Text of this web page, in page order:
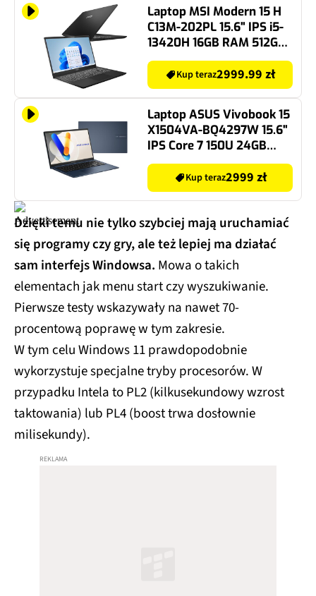
Laptop MSI Modern 15 H
C13M-202PL 15.6" IPS i5-
13420H 16GB RAM 512GB
SSD Windows 11 Home
Kup teraz2999.99 zł
Laptop ASUS Vivobook 15
X1504VA-BQ4297W 15.6"
IPS Core 7 150U 24GB
RAM 512GB SSD Windows
11 HomeKup teraz2999 zł
Dzięki temu nie tylko szybciej mają uruchamiać
się programy czy gry, ale też lepiej ma działać
sam interfejs Windowsa. Mowa o takich
elementach jak menu start czy wyszukiwanie.
Pierwsze testy wskazywały na nawet 70-
procentową poprawę w tym zakresie.
W tym celu Windows 11 prawdopodobnie
wykorzystuje specjalne tryby procesorów. W
przypadku Intela to PL2 (kilkusekundowy wzrost
taktowania) lub PL4 (boost trwa dosłownie
milisekundy).